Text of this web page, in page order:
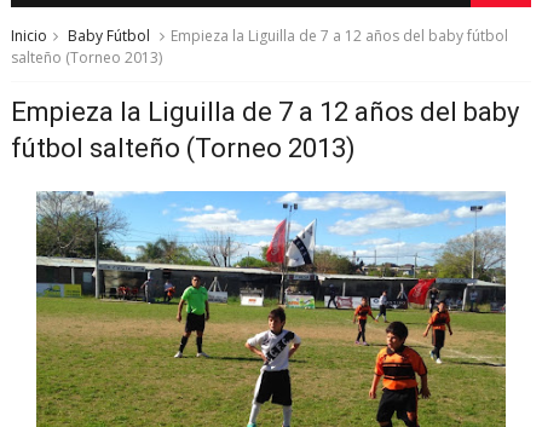
Inicio Baby Fútbol
Empieza la Liguilla de 7 a 12 años del baby fútbol
salteño (Torneo 2013)
Empieza la Liguilla de 7 a 12 años del baby
fútbol salteño (Torneo 2013)